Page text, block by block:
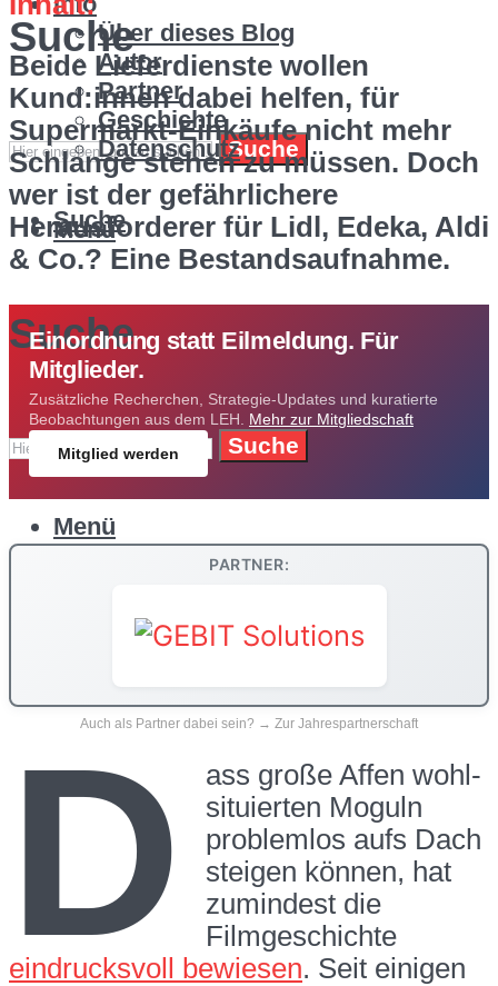
Suche
Suche
Menü
Über dieses Blog
Autor
Partner
Geschichte
Datenschutz
Suche
Suche
Suche
Menü
Beide Lieferdienste wollen
Kund:innen dabei helfen, für
Supermarkt-Einkäufe nicht mehr
Schlange stehen zu müssen. Doch
wer ist der gefährlichere
Herausforderer für Lidl, Edeka, Aldi
& Co.? Eine Bestandsaufnahme.
Einordnung statt Eilmeldung. Für
Mitglieder.
Zusätzliche Recherchen, Strategie-Updates und kuratierte
Beobachtungen aus dem LEH. Mehr zur Mitgliedschaft
Mitglied werden
PARTNER:
Auch als Partner dabei sein? → Zur Jahrespartnerschaft
D
ass große Affen wohl-
situierten Moguln
problemlos aufs Dach
steigen können, hat
zumindest die
Filmgeschichte
eindrucksvoll bewiesen. Seit einigen